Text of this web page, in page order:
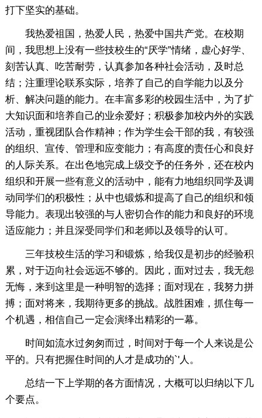
打下坚实的基础。
我热爱祖国，热爱人民，热爱中国共产党。在校期
间，我思想上没有一些技校生的“厌学”情绪，虚心好学、
刻苦认真、吃苦耐劳，认真参加各种社会活动，及时总
结；注重理论联系实际，培养了自己的自学能力以及分
析、解决问题的能力。在丰富多彩的校园生活中，为了扩
大知识面和培养自己的业余爱好；积极参加校内外的实践
活动，重视团队合作精神；作为学生会干部的我，有较强
的组织、宣传、管理和应变能力；有高度的责任心和良好
的人际关系。在出色地完成上级交予的任务外，还在校内
组织和开展一些有意义的活动中，能有力地组织同学及调
动同学们的积极性；从中也锻炼和提高了自己的组织和领
导能力。表现出较强的与人密切合作的能力和良好的环境
适应能力；并且深受同学们和老师以及领导的认可。
三年技校生活的学习和锻炼，给我仅是初步的经验积
累，对于迈向社会远远不够的。因此，面对过去，我无怨
无悔，来到这里是一种明智的选择；面对现在，我努力拼
搏；面对将来，我期待更多的挑战。战胜困难，抓住每一
个机遇，相信自己一定会演绎出精彩的一幕。
时间如流水过匆匆而过，时间对于每一个人来说是公
平的。只有把握住时间的人才是成功的`'人。
总结一下上学期的各方面情况，大概可以归纳以下几
个要点。